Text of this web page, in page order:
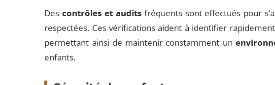
Descontrôles et auditsfréquents sont effectués pour
respectées. Ces vérifications aident à identifier
permettant ainsi de maintenir constamment un
enfants.